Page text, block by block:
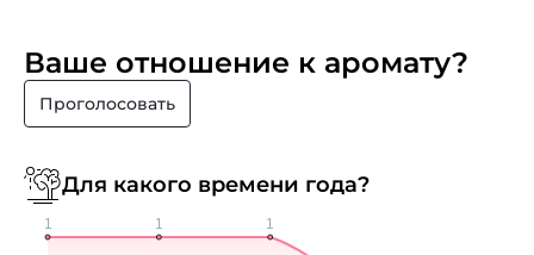
Ваше отношение к аромату?
Проголосовать
Для какого времени года?